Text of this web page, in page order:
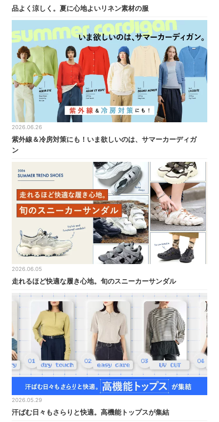
品よく涼しく。夏に心地よいリネン素材の服
2026.06.26
紫外線＆冷房対策にも！いま欲しいのは、サマーカーディガ
ン
2026.06.05
走れるほど快適な履き心地。旬のスニーカーサンダル
2026.05.29
汗ばむ日々もさらりと快適。高機能トップスが集結